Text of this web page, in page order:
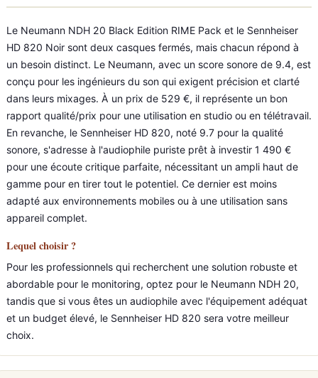
Le Neumann NDH 20 Black Edition RIME Pack et le Sennheiser
HD 820 Noir sont deux casques fermés, mais chacun répond à
un besoin distinct. Le Neumann, avec un score sonore de 9.4, est
conçu pour les ingénieurs du son qui exigent précision et clarté
dans leurs mixages. À un prix de 529 €, il représente un bon
rapport qualité/prix pour une utilisation en studio ou en télétravail.
En revanche, le Sennheiser HD 820, noté 9.7 pour la qualité
sonore, s'adresse à l'audiophile puriste prêt à investir 1 490 €
pour une écoute critique parfaite, nécessitant un ampli haut de
gamme pour en tirer tout le potentiel. Ce dernier est moins
adapté aux environnements mobiles ou à une utilisation sans
appareil complet.
Lequel choisir ?
Pour les professionnels qui recherchent une solution robuste et
abordable pour le monitoring, optez pour le Neumann NDH 20,
tandis que si vous êtes un audiophile avec l'équipement adéquat
et un budget élevé, le Sennheiser HD 820 sera votre meilleur
choix.